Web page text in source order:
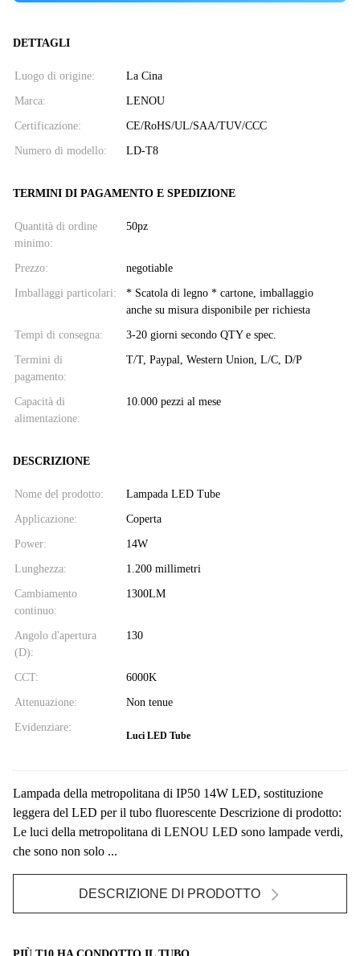
DETTAGLI
Luogo di origine: La Cina
Marca: LENOU
Certificazione: CE/RoHS/UL/SAA/TUV/CCC
Numero di modello: LD-T8
TERMINI DI PAGAMENTO E SPEDIZIONE
Quantità di ordine
minimo:
50pz
Prezzo: negotiable
Imballaggi particolari:
* Scatola di legno * cartone, imballaggio
anche su misura disponibile per richiesta
Tempi di consegna: 3-20 giorni secondo QTY e spec.
Termini di
pagamento:
T/T, Paypal, Western Union, L/C, D/P
Capacità di
alimentazione:
10.000 pezzi al mese
DESCRIZIONE
Nome del prodotto: Lampada LED Tube
Applicazione: Coperta
Power: 14W
Lunghezza: 1.200 millimetri
Cambiamento
continuo:
1300LM
Angolo d'apertura
(D):
130
CCT: 6000K
Attenuazione: Non tenue
Evidenziare:
Luci LED Tube
Lampada della metropolitana di IP50 14W LED, sostituzione
leggera del LED per il tubo fluorescente Descrizione di prodotto:
Le luci della metropolitana di LENOU LED sono lampade verdi,
che sono non solo ...
DESCRIZIONE DI PRODOTTO